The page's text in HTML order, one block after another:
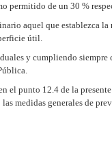
permitido de un 30 %
aquel que establezca
útil.
y cumpliendo
el punto 12.4 de la
medidas generales de